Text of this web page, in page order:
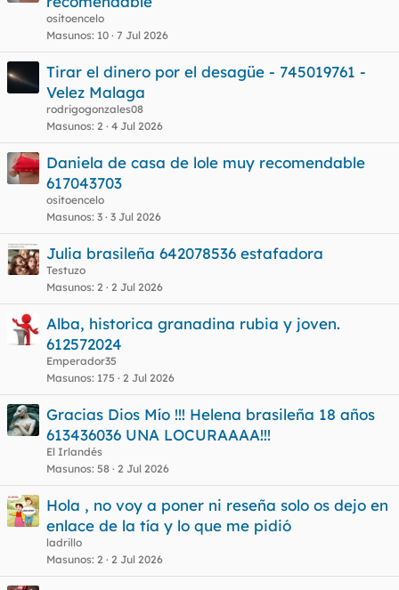
ositoencelo
Masunos 10 7 Jul 2026
Tirar el dinero por el desagüe - 745019761 -
Velez Malaga
rodrigogonzales08
Masunos 2 4 Jul 2026
Daniela de casa de lole muy recomendable
617043703
ositoencelo
Masunos 3 3 Jul 2026
Julia brasileña 642078536 estafadora
Testuzo
Masunos 2 2 Jul 2026
Alba, historica granadina rubia y joven.
612572024
Emperador35
Masunos 175 2 Jul 2026
Gracias Dios Mío !!! Helena brasileña 18 años
613436036 UNA LOCURAAAA!!!
El Irlandés
Masunos 58 2 Jul 2026
Hola , no voy a poner ni reseña solo os dejo en
enlace de la tía y lo que me pidió
ladrillo
Masunos 2 2 Jul 2026